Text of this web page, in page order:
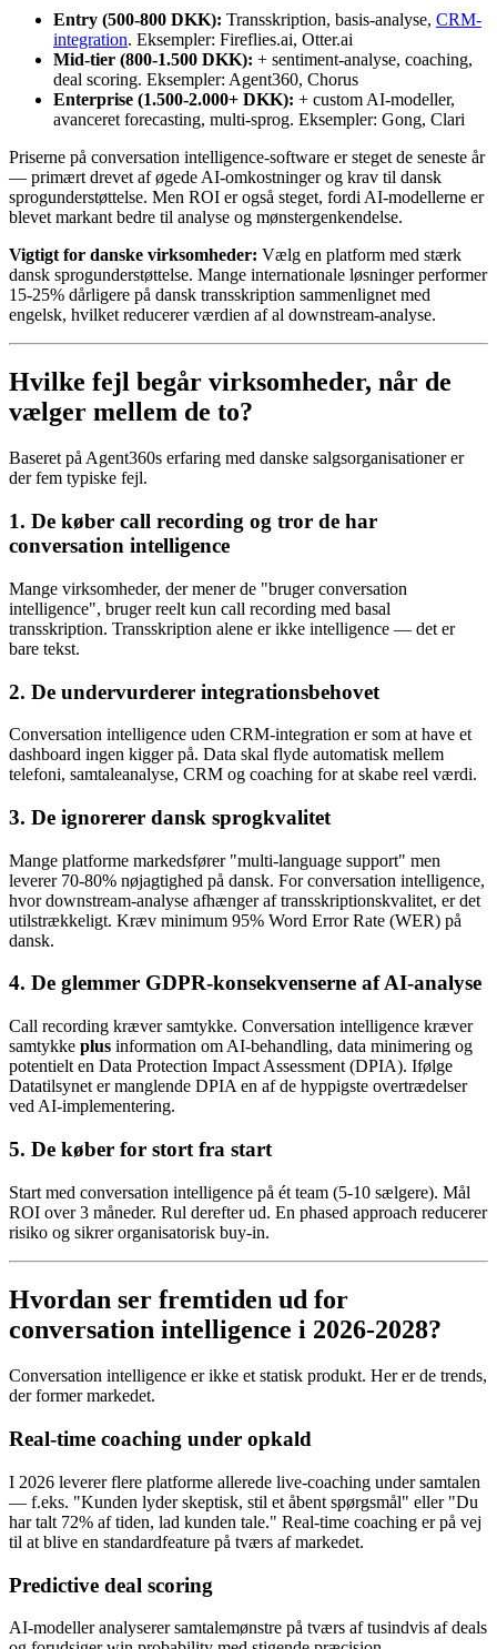
Entry (500-800 DKK): Transskription, basis-analyse, CRM-
integration. Eksempler: Fireflies.ai, Otter.ai
Mid-tier (800-1.500 DKK): + sentiment-analyse, coaching,
deal scoring. Eksempler: Agent360, Chorus
Enterprise (1.500-2.000+ DKK): + custom AI-modeller,
avanceret forecasting, multi-sprog. Eksempler: Gong, Clari
Priserne på conversation intelligence-software er steget de seneste år
— primært drevet af øgede AI-omkostninger og krav til dansk
sprogunderstøttelse. Men ROI er også steget, fordi AI-modellerne er
blevet markant bedre til analyse og mønstergenkendelse.
Vigtigt for danske virksomheder: Vælg en platform med stærk
dansk sprogunderstøttelse. Mange internationale løsninger performer
15-25% dårligere på dansk transskription sammenlignet med
engelsk, hvilket reducerer værdien af al downstream-analyse.
Hvilke fejl begår virksomheder, når de
vælger mellem de to?
Baseret på Agent360s erfaring med danske salgsorganisationer er
der fem typiske fejl.
1. De køber call recording og tror de har
conversation intelligence
Mange virksomheder, der mener de "bruger conversation
intelligence", bruger reelt kun call recording med basal
transskription. Transskription alene er ikke intelligence — det er
bare tekst.
2. De undervurderer integrationsbehovet
Conversation intelligence uden CRM-integration er som at have et
dashboard ingen kigger på. Data skal flyde automatisk mellem
telefoni, samtaleanalyse, CRM og coaching for at skabe reel værdi.
3. De ignorerer dansk sprogkvalitet
Mange platforme markedsfører "multi-language support" men
leverer 70-80% nøjagtighed på dansk. For conversation intelligence,
hvor downstream-analyse afhænger af transskriptionskvalitet, er det
utilstrækkeligt. Kræv minimum 95% Word Error Rate (WER) på
dansk.
4. De glemmer GDPR-konsekvenserne af AI-analyse
Call recording kræver samtykke. Conversation intelligence kræver
samtykke plus information om AI-behandling, data minimering og
potentielt en Data Protection Impact Assessment (DPIA). Ifølge
Datatilsynet er manglende DPIA en af de hyppigste overtrædelser
ved AI-implementering.
5. De køber for stort fra start
Start med conversation intelligence på ét team (5-10 sælgere). Mål
ROI over 3 måneder. Rul derefter ud. En phased approach reducerer
risiko og sikrer organisatorisk buy-in.
Hvordan ser fremtiden ud for
conversation intelligence i 2026-2028?
Conversation intelligence er ikke et statisk produkt. Her er de trends,
der former markedet.
Real-time coaching under opkald
I 2026 leverer flere platforme allerede live-coaching under samtalen
— f.eks. "Kunden lyder skeptisk, stil et åbent spørgsmål" eller "Du
har talt 72% af tiden, lad kunden tale." Real-time coaching er på vej
til at blive en standardfeature på tværs af markedet.
Predictive deal scoring
AI-modeller analyserer samtalemønstre på tværs af tusindvis af deals